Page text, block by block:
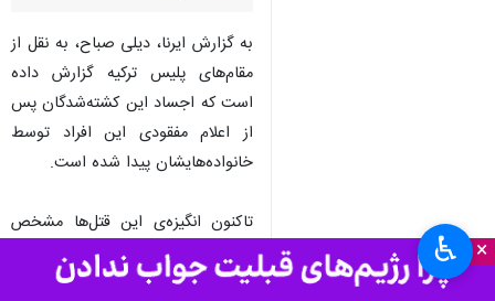
×
به گزارش ایرنا، دیلی صباح، به نقل از
مقام‌های پلیس ترکیه گزارش داده
است که اجساد این کشته‌شدگان پس
از اعلام مفقودی این افراد توسط
خانواده‌هایشان پیدا شده است.
تاکنون انگیزه‌ی این قتل‌ها مشخص
نیست و کسی در ارتباط با این رویداد
دستگیر نشده است.
♿︎